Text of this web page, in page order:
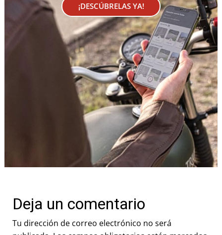
¡DESCÚBRELAS YA!
Deja un comentario
Tu dirección de correo electrónico no será